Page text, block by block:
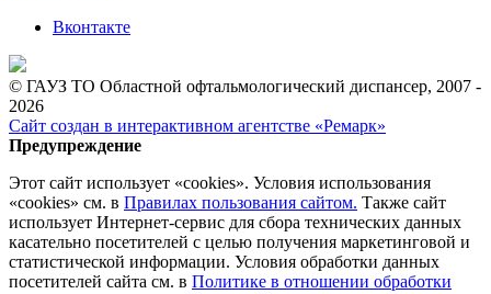
Вконтакте
© ГАУЗ ТО Областной офтальмологический диспансер, 2007 -
2026
Сайт создан в интерактивном агентстве «Ремарк»
Предупреждение
Этот сайт использует «cookies». Условия использования
«cookies» см. в Правилах пользования сайтом. Также сайт
использует Интернет-сервис для сбора технических данных
касательно посетителей с целью получения маркетинговой и
статистической информации. Условия обработки данных
посетителей сайта см. в Политике в отношении обработки